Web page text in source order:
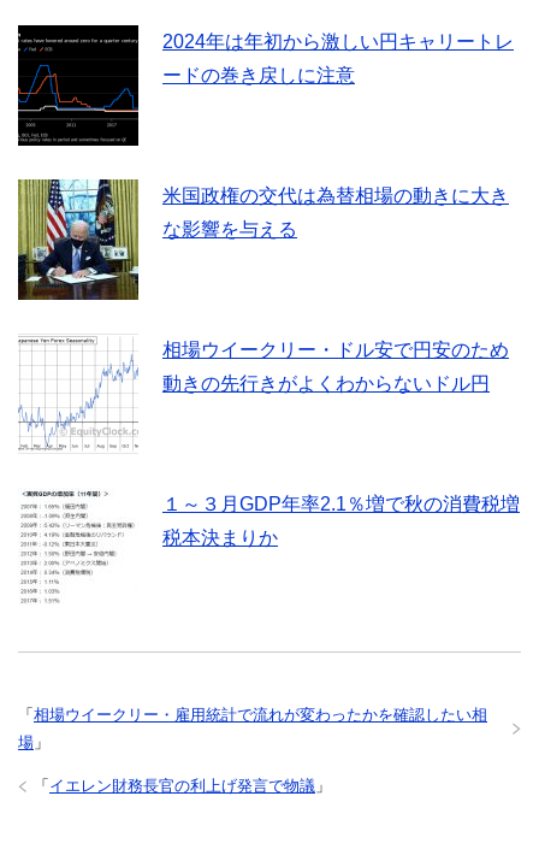
2024年は年初から激しい円キャリートレ
ードの巻き戻しに注意
米国政権の交代は為替相場の動きに大き
な影響を与える
相場ウイークリー・ドル安で円安のため
動きの先行きがよくわからないドル円
１～３月GDP年率2.1％増で秋の消費税増
税本決まりか
「 相場ウイークリー・雇用統計で流れが変わったかを確認したい相
場 」
「 イエレン財務長官の利上げ発言で物議 」